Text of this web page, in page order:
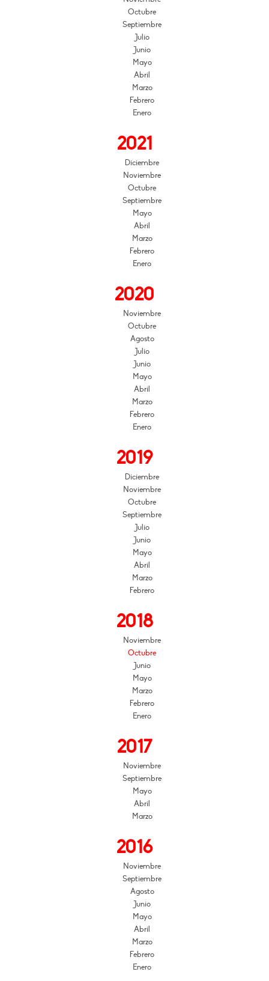
Octubre
Septiembre
Julio
Junio
Mayo
Abril
Marzo
Febrero
Enero
2021
Diciembre
Noviembre
Octubre
Septiembre
Mayo
Abril
Marzo
Febrero
Enero
2020
Noviembre
Octubre
Agosto
Julio
Junio
Mayo
Abril
Marzo
Febrero
Enero
2019
Diciembre
Noviembre
Octubre
Septiembre
Julio
Junio
Mayo
Abril
Marzo
Febrero
2018
Noviembre
Octubre
Junio
Mayo
Marzo
Febrero
Enero
2017
Noviembre
Septiembre
Mayo
Abril
Marzo
2016
Noviembre
Septiembre
Agosto
Junio
Mayo
Abril
Marzo
Febrero
Enero